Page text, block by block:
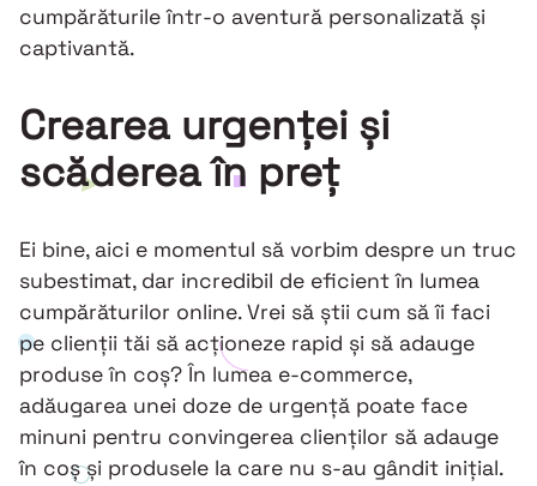
cumpărăturile într-o aventură personalizată și
captivantă.
Crearea urgenței și
scăderea în preț
Ei bine, aici e momentul să vorbim despre un truc
subestimat, dar incredibil de eficient în lumea
cumpărăturilor online. Vrei să știi cum să îi faci
pe clienții tăi să acționeze rapid și să adauge
produse în coș? În lumea e-commerce,
adăugarea unei doze de urgență poate face
minuni pentru convingerea clienților să adauge
în coș și produsele la care nu s-au gândit inițial.